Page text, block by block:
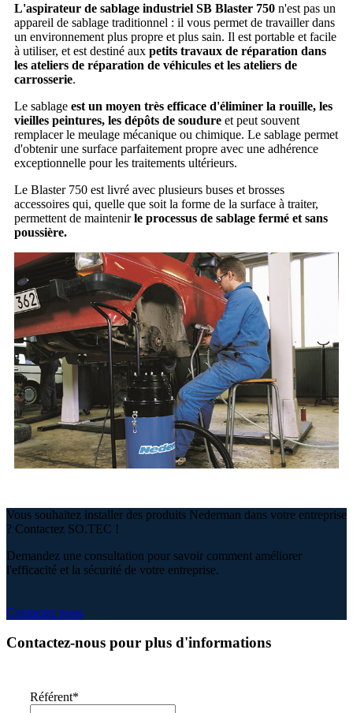
L'aspirateur de sablage industriel SB Blaster 750 n'est pas un
appareil de sablage traditionnel : il vous permet de travailler dans
un environnement plus propre et plus sain. Il est portable et facile
à utiliser, et est destiné aux petits travaux de réparation dans
les ateliers de réparation de véhicules et les ateliers de
carrosserie.
Le sablage est un moyen très efficace d'éliminer la rouille, les
vieilles peintures, les dépôts de soudure et peut souvent
remplacer le meulage mécanique ou chimique. Le sablage permet
d'obtenir une surface parfaitement propre avec une adhérence
exceptionnelle pour les traitements ultérieurs.
Le Blaster 750 est livré avec plusieurs buses et brosses
accessoires qui, quelle que soit la forme de la surface à traiter,
permettent de maintenirle processus de sablage fermé et sans
poussière.
Vous souhaitez installer des produits Nederman dans votre entreprise
? Contactez SO.TEC !
Demandez une consultation pour savoir comment améliorer
l'efficacité et la sécurité de votre entreprise.
Contactez nous
Contactez-nous pour plus d'informations
Référent*